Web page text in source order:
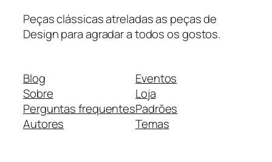
Peças clássicas atreladas as peças de
Design para agradar a todos os gostos.
Blog
Sobre
Perguntas frequentes
Autores
Eventos
Loja
Padrões
Temas